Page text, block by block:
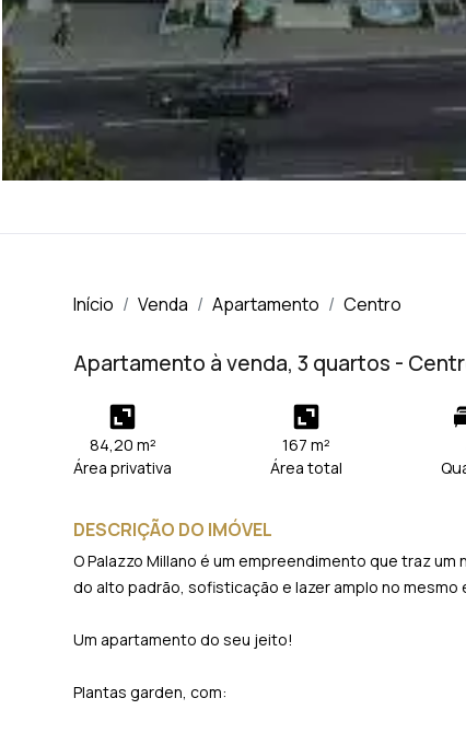
Início Venda Apartamento Centro
Apartamento à venda, 3 quartos -
84,20 m²
Área privativa
167 m²
Área total
DESCRIÇÃO DO IMÓVEL
O Palazzo Millano é um empreendimento que traz
do alto padrão, sofisticação e lazer amplo no
Um apartamento do seu jeito!
Plantas garden, com: